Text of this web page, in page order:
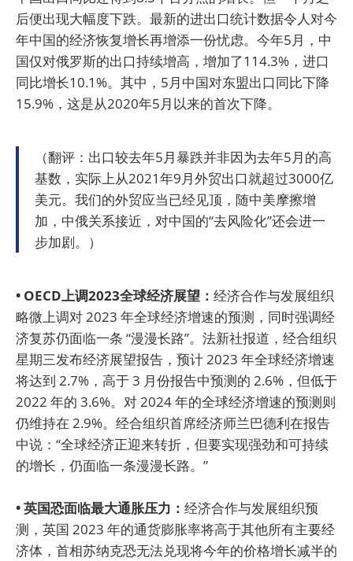
后便出现大幅度下跌。最新的进出口统计数据令人对今
年中国的经济恢复增长再增添一份忧虑。今年5月，中
国仅对俄罗斯的出口持续增高，增加了114.3%，进口
同比增长10.1%。其中，5月中国对东盟出口同比下降
15.9%，这是从2020年5月以来的首次下降。
（翻评：出口较去年5月暴跌并非因为去年5月的高
基数，实际上从2021年9月外贸出口就超过3000亿
美元。我们的外贸应当已经见顶，随中美摩擦增
加，中俄关系接近，对中国的“去风险化”还会进一
步加剧。）
• OECD上调2023全球经济展望： 经济合作与发展组织
略微上调对 2023 年全球经济增速的预测，同时强调经
济复苏仍面临一条 “漫漫长路”。法新社报道，经合组织
星期三发布经济展望报告，预计 2023 年全球经济增速
将达到 2.7%，高于 3 月份报告中预测的 2.6%，但低于
2022 年的 3.6%。对 2024 年的全球经济增速的预测则
仍维持在 2.9%。经合组织首席经济师兰巴德利在报告
中说：“全球经济正迎来转折，但要实现强劲和可持续
的增长，仍面临一条漫漫长路。”
• 英国恐面临最大通胀压力： 经济合作与发展组织预
测，英国 2023 年的通货膨胀率将高于其他所有主要经
济体，首相苏纳克恐无法兑现将今年的价格增长减半的